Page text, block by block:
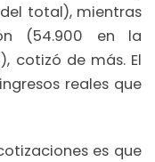
total), mientras
(54.900 en la
cotizó de más. El
reales que
es que